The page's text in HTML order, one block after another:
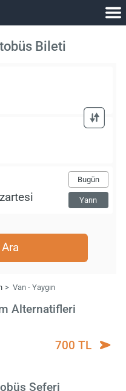
Bileti
Bugün
Yarın
Van - Yaygın
Alternatifleri
700 TL
Seferi